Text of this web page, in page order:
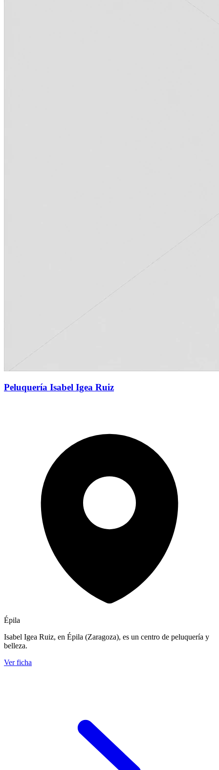
Peluquería Isabel Igea Ruiz
Épila
Isabel Igea Ruiz, en Épila (Zaragoza), es un centro de peluquería y
belleza.
Ver ficha